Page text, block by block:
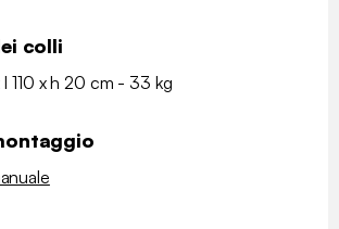
colli
l 110 x h 20 cm - 33 kg